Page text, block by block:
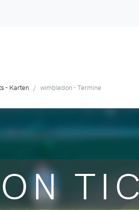
- Karten wimbledon - Termine